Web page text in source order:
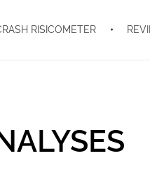
RISICOMETER